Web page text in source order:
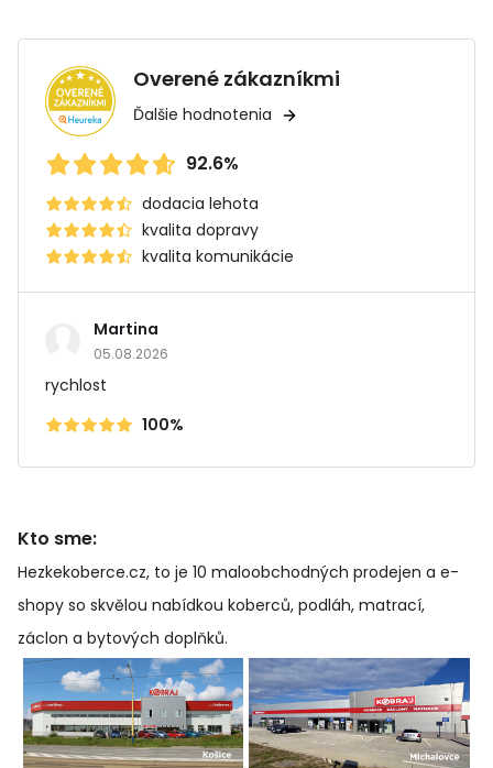
Overené zákazníkmi
Ďalšie hodnotenia
92.6%
dodacia lehota
kvalita dopravy
kvalita komunikácie
Martina
05.08.2026
rychlost
100%
Kto sme:
Hezkekoberce.cz, to je 10 maloobchodných prodejen a e-
shopy so skvělou nabídkou koberců, podláh, matrací,
záclon a bytových doplňků.